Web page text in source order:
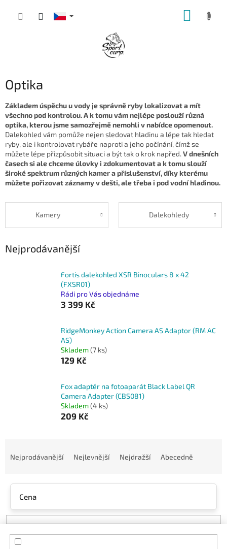
Optika
Základem úspěchu u vody je správně ryby lokalizovat a mít
všechno pod kontrolou. A k tomu vám nejlépe poslouží různá
optika, kterou jsme samozřejmě nemohli v nabídce opomenout.
Dalekohled vám pomůže nejen sledovat hladinu a lépe tak hledat
ryby, ale i kontrolovat rybáře naproti a jeho počínání, čímž se
můžete lépe přizpůsobit situaci a být tak o krok napřed. V dnešních
časech si ale chceme úlovky i zdokumentovat a k tomu slouží
široké spektrum různých kamer a příslušenství, díky kterému
můžete pořizovat záznamy v dešti, ale třeba i pod vodní hladinou.
Kamery Dalekohledy
Nejprodávanější
Fortis dalekohled XSR Binoculars 8 x 42
(FXSR01)
Rádi pro Vás objednáme
3 399 Kč
RidgeMonkey Action Camera AS Adaptor (RM AC
AS)
Skladem(7 ks)
129 Kč
Fox adaptér na fotoaparát Black Label QR
Camera Adapter (CBS081)
Skladem(4 ks)
209 Kč
n
p
r
o
Nejprodávanější Nejlevnější Nejdražší Abecedně
Cena